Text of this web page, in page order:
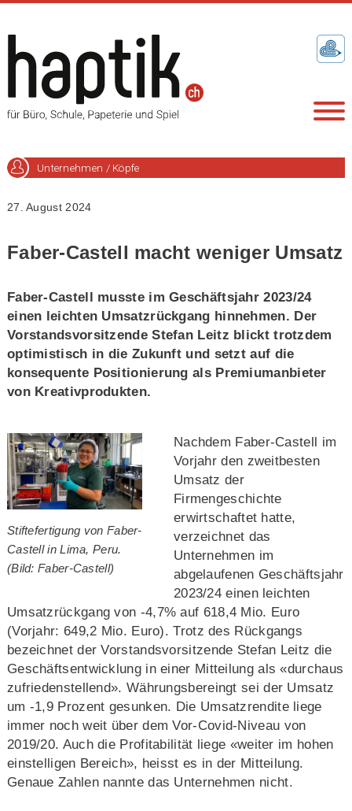
Unternehmen / Köpfe
27. August 2024
Faber-Castell macht weniger Umsatz
Faber-Castell musste im Geschäftsjahr 2023/24
einen leichten Umsatzrückgang hinnehmen. Der
Vorstandsvorsitzende Stefan Leitz blickt trotzdem
optimistisch in die Zukunft und setzt auf die
konsequente Positionierung als Premiumanbieter
von Kreativprodukten.
Stiftefertigung von Faber-
Castell in Lima, Peru.
(Bild: Faber-Castell)
Nachdem Faber-Castell im
Vorjahr den zweitbesten
Umsatz der
Firmengeschichte
erwirtschaftet hatte,
verzeichnet das
Unternehmen im
abgelaufenen Geschäftsjahr
2023/24 einen leichten
Umsatzrückgang von -4,7% auf 618,4 Mio. Euro
(Vorjahr: 649,2 Mio. Euro). Trotz des Rückgangs
bezeichnet der Vorstandsvorsitzende Stefan Leitz die
Geschäftsentwicklung in einer Mitteilung als «durchaus
zufriedenstellend». Währungsbereingt sei der Umsatz
um -1,9 Prozent gesunken. Die Umsatzrendite liege
immer noch weit über dem Vor-Covid-Niveau von
2019/20. Auch die Profitabilität liege «weiter im hohen
einstelligen Bereich», heisst es in der Mitteilung.
Genaue Zahlen nannte das Unternehmen nicht.